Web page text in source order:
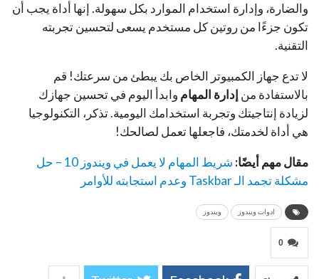
والضارة، وإدارة استخدام الموارد بكل سهولة. إنها أداة يجب أن
تكون جزءًا من روتين كل مستخدم يسعى لتحسين تجربته
التقنية.
لا تدع جهاز الكمبيوتر الخاص بك يبطئ من سرعتك! قم
بالاستفادة من إدارة المهام وابدأ اليوم في تحسين جهازك
لزيادة إنتاجيتك وتجربة استخدامك اليومية. تذكر، التكنولوجيا
هي أداة لخدمتك، فاجعلها تعمل لصالحك!
مقال مهم أيضًا:
شريط المهام لا يعمل في ويندوز 10 – حل
مشكلة تجمد الـ Taskbar وعدم استجابته للأوامر
ادوات ويندوز ويندوز
0